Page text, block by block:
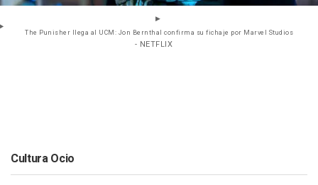
The Punisher llega al UCM: Jon Bernthal confirma su fichaje por Marvel Studios
- NETFLIX
Cultura Ocio